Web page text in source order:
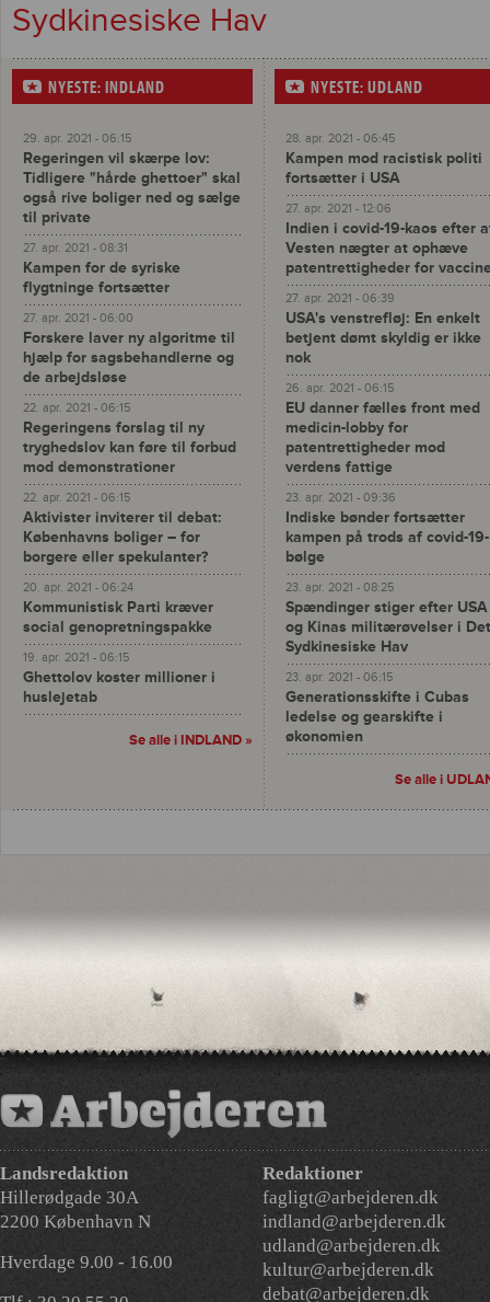
Sydkinesiske Hav
NYESTE: INDLAND
29. apr. 2021 - 06:15
Regeringen vil skærpe lov:
Tidligere "hårde ghettoer" skal
også rive boliger ned og sælge
til private
27. apr. 2021 - 08:31
Kampen for de syriske
flygtninge fortsætter
27. apr. 2021 - 06:00
Forskere laver ny algoritme til
hjælp for sagsbehandlerne og
de arbejdsløse
22. apr. 2021 - 06:15
Regeringens forslag til ny
tryghedslov kan føre til forbud
mod demonstrationer
22. apr. 2021 - 06:15
Aktivister inviterer til debat:
Københavns boliger – for
borgere eller spekulanter?
20. apr. 2021 - 06:24
Kommunistisk Parti kræver
social genopretningspakke
19. apr. 2021 - 06:15
Ghettolov koster millioner i
huslejetab
Se alle i INDLAND »
NYESTE: UDLAND
28. apr. 2021 - 06:45
Kampen mod racistisk politi
fortsætter i USA
27. apr. 2021 - 12:06
Indien i covid-19-kaos efter
Vesten nægter at ophæve
patentrettigheder for
27. apr. 2021 - 06:39
USA's venstrefløj: En enkelt
betjent dømt skyldig er ikke
nok
26. apr. 2021 - 06:15
EU danner fælles front med
medicin-lobby for
patentrettigheder mod
verdens fattige
23. apr. 2021 - 09:36
Indiske bønder fortsætter
kampen på trods af covid-19-
bølge
23. apr. 2021 - 08:25
Spændinger stiger efter USA
og Kinas militærøvelser i Det
Sydkinesiske Hav
23. apr. 2021 - 06:15
Generationsskifte i Cubas
ledelse og gearskifte i
økonomien
Se alle i
Landsredaktion
Hillerødgade 30A
2200 København N
Hverdage 9.00 - 16.00
Redaktioner
fagligt@arbejderen.dk
indland@arbejderen.dk
udland@arbejderen.dk
kultur@arbejderen.dk
debat@arbejderen.dk